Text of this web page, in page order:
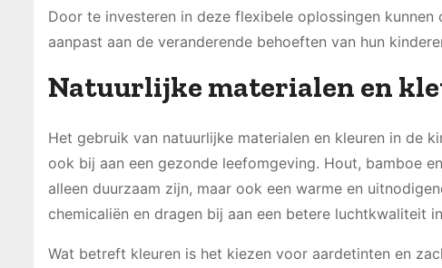
Door te investeren in deze flexibele oplossingen
aanpast aan de veranderende behoeften van hun
Natuurlijke materialen en
Het gebruik van natuurlijke materialen en kleuren in de
ook bij aan een gezonde leefomgeving. Hout, bamboe
alleen duurzaam zijn, maar ook een warme en
chemicaliën en dragen bij aan een betere luchtkwaliteit
Wat betreft kleuren is het kiezen voor aardetinten en